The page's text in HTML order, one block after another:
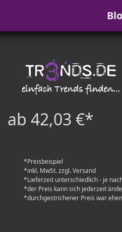
ab 42,03 €*
*Preisbeispiel
*inkl. MwSt. zzgl. Versand
*Lieferzeit unterschiedlich - je
*der Preis kann sich jederzeit
*durchgestrichener Preis war